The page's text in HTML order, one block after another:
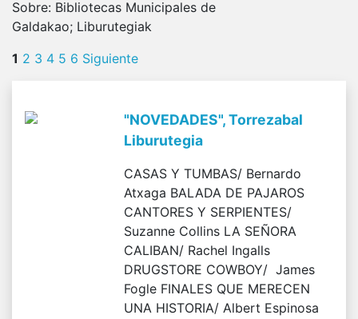
Sobre: Bibliotecas Municipales de
Galdakao; Liburutegiak
1 2 3 4 5 6 Siguiente
"NOVEDADES", Torrezabal
Liburutegia
CASAS Y TUMBAS/ Bernardo
Atxaga BALADA DE PAJAROS
CANTORES Y SERPIENTES/
Suzanne Collins LA SEÑORA
CALIBAN/ Rachel Ingalls
DRUGSTORE COWBOY/ James
Fogle FINALES QUE MERECEN
UNA HISTORIA/ Albert Espinosa